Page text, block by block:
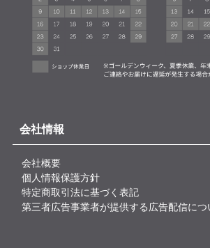
会社情報
会社概要
個人情報保護方針
特定商取引法に基づく表記
第三者広告事業者が提供する広告配信につ